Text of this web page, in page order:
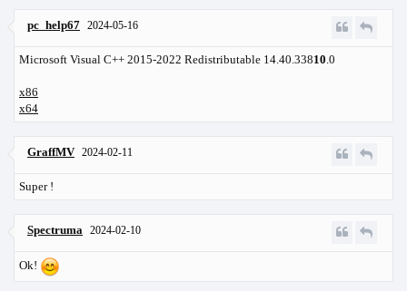
pc_help67 2024-05-16
Microsoft Visual C++ 2015-2022 Redistributable 14.40.33810.0
x86
x64
GraffMV 2024-02-11
Super !
Spectruma 2024-02-10
Ok!